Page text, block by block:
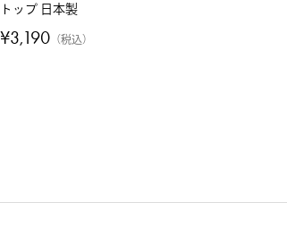
トップ 日本製
¥3,190 税込